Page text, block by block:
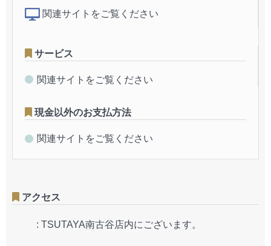
関連サイトをご覧ください
サービス
関連サイトをご覧ください
現金以外のお支払方法
関連サイトをご覧ください
アクセス
: TSUTAYA南古谷店内にございます。